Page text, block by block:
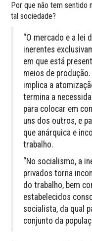
Por que não tem sentido
tal sociedade?
“O mercado e a lei
inerentes
em que está
meios de
implica a
termina a
para colo­car em
uns dos outros, e
que anárquica e
trabalho.
“No socialismo, a
privados tor­na
do trabalho, bem
estabelecidos
socialista, da qual
conjunto da